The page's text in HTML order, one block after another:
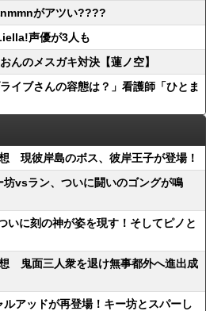
nmmnがアツい????
声優が3人も
んのメスガキ対決【蓮ノ空】
イブさんの容態は？」看護師「ひとま
現彼岸島のボス、彼岸王子が登場！
vsラン、ついに闘いのゴングが鳴
いに刻の神が姿を現す！そしてピノと
鬼面三人衆を退け無事都外へ進出成
アッドが再登場！キー坊とスパーし